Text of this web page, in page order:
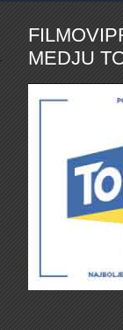
MEDJU